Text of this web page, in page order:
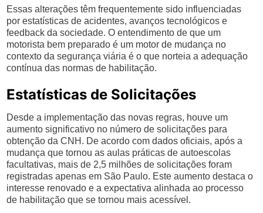
Essas alterações têm frequentemente sido influenciadas
por estatísticas de acidentes, avanços tecnológicos e
feedback da sociedade. O entendimento de que um
motorista bem preparado é um motor de mudança no
contexto da segurança viária é o que norteia a adequação
contínua das normas de habilitação.
Estatísticas de Solicitações
Desde a implementação das novas regras, houve um
aumento significativo no número de solicitações para
obtenção da CNH. De acordo com dados oficiais, após a
mudança que tornou as aulas práticas de autoescolas
facultativas, mais de 2,5 milhões de solicitações foram
registradas apenas em São Paulo. Este aumento destaca o
interesse renovado e a expectativa alinhada ao processo
de habilitação que se tornou mais acessível.